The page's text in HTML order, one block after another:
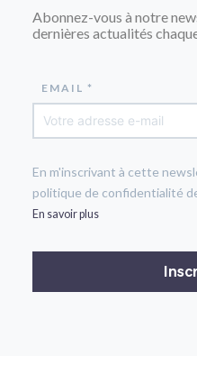
Abonnez-vous à notre
dernières actualités
EMAIL *
En m'inscrivant à cette
politique de confidentialité
En savoir plus